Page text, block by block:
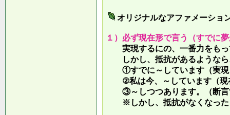
オリジナルなアファメーショ
１）必ず現在形で言う（すでに
実現するにの、一番力をもっ
しかし、抵抗があるような
①すでに～しています（実現
②私は今、～しています（現
③～しつつあります。（断言
※しかし、抵抗がなくなった